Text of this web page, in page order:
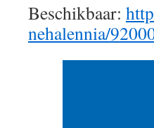
Beschikbaar:
nehalennia/